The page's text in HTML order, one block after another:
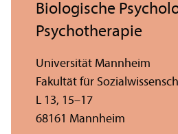
Biologische
Psychotherapie
Universität Mannheim
Fakultät für
L 13, 15–17
68161 Mannheim